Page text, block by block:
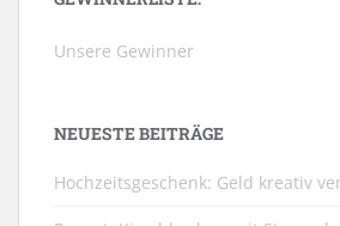
Unsere Gewinner
NEUESTE BEITRÄGE
Hochzeitsgeschenk: Geld kreativ